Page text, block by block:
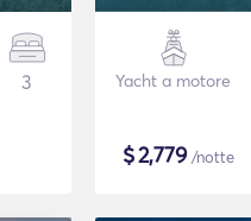
3 Yacht a motore
$2,779/notte